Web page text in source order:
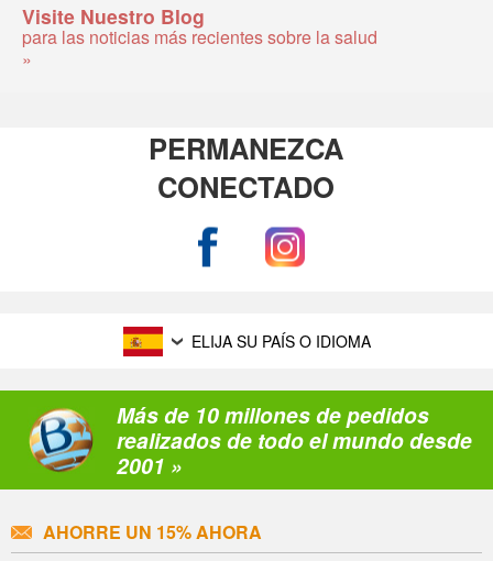
Visite Nuestro Blog
para las noticias más recientes sobre la salud
»
PERMANEZCA
CONECTADO
ELIJA SU PAÍS O IDIOMA
Más de 10 millones de pedidos
realizados de todo el mundo desde
2001 »
AHORRE UN 15% AHORA